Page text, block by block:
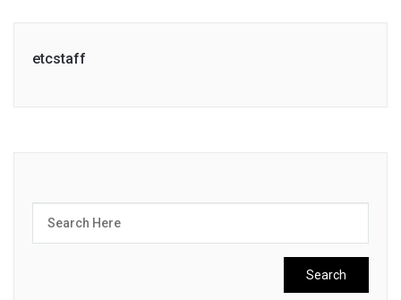
etcstaff